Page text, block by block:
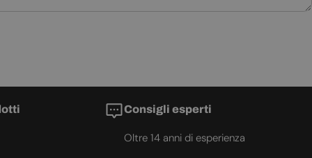
Consigli esperti
Oltre 14 anni di esperienza